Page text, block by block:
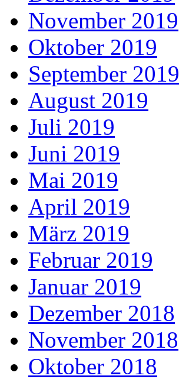
November 2019
Oktober 2019
September 2019
August 2019
Juli 2019
Juni 2019
Mai 2019
April 2019
März 2019
Februar 2019
Januar 2019
Dezember 2018
November 2018
Oktober 2018